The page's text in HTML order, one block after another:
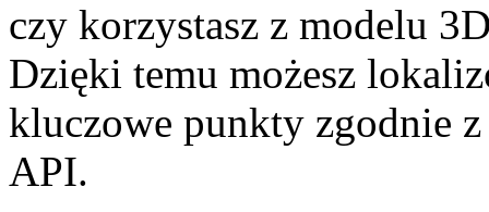
czy korzystasz z modelu
Dzięki temu możesz
kluczowe punkty zgodnie
API.